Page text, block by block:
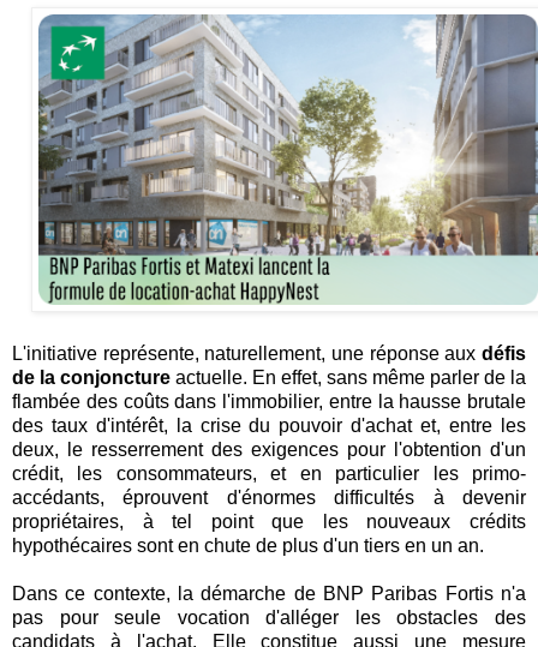
L'initiative représente, naturellement, une réponse aux défis
de la conjoncture actuelle. En effet, sans même parler de la
flambée des coûts dans l'immobilier, entre la hausse brutale
des taux d'intérêt, la crise du pouvoir d'achat et, entre les
deux, le resserrement des exigences pour l'obtention d'un
crédit, les consommateurs, et en particulier les primo-
accédants, éprouvent d'énormes difficultés à devenir
propriétaires, à tel point que les nouveaux crédits
hypothécaires sont en chute de plus d'un tiers en un an.
Dans ce contexte, la démarche de BNP Paribas Fortis n'a
pas pour seule vocation d'alléger les obstacles des
candidats à l'achat. Elle constitue aussi une mesure